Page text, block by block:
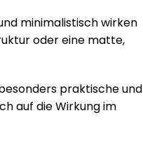
minimalistisch wirken
oder eine matte,
praktische und
auf die Wirkung im